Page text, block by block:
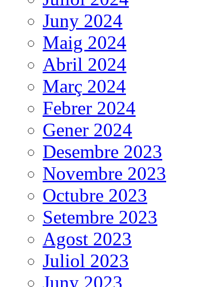
Juny 2024
Maig 2024
Abril 2024
Març 2024
Febrer 2024
Gener 2024
Desembre 2023
Novembre 2023
Octubre 2023
Setembre 2023
Agost 2023
Juliol 2023
Juny 2023